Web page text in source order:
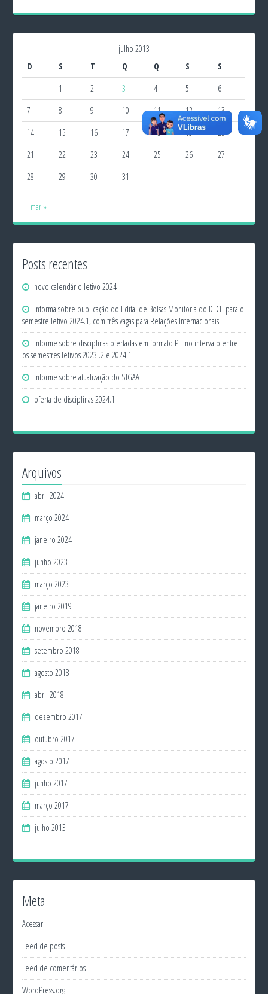
julho 2013
D
S T Q Q S
S
1
2 3 4 5
6
7
8 9 10 11 12
13
14
15 16 17 18 19
20
21
22 23 24 25 26
27
28
29 30 31
mar »
Posts recentes
novo calendário letivo 2024
Informa sobre publicação do Edital de Bolsas Monitoria do DFCH para o
semestre letivo 2024.1, com três vagas para Relações Internacionais
Informe sobre disciplinas ofertadas em formato PLI no intervalo entre
os semestres letivos 2023..2 e 2024.1
Informe sobre atualização do SIGAA
oferta de disciplinas 2024.1
Arquivos
abril 2024
março 2024
janeiro 2024
junho 2023
março 2023
janeiro 2019
novembro 2018
setembro 2018
agosto 2018
abril 2018
dezembro 2017
outubro 2017
agosto 2017
junho 2017
março 2017
julho 2013
Meta
Acessar
Feed de posts
Feed de comentários
WordPress.org